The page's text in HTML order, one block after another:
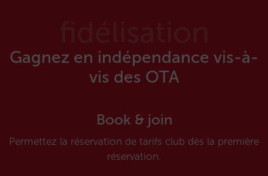
Gagnez en indépendance vis-à-
vis des OTA
Book & join
Permettez la réservation de tarifs club dès la première
réservation.